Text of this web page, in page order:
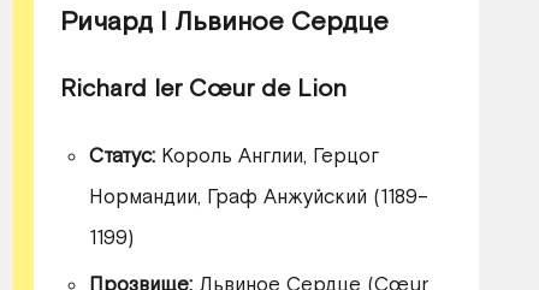
Ричард I Львиное Сердце
Richard Ier Cœur de Lion
Статус:Король Англии, Герцог
Нормандии, Граф Анжуйский (1189–
1199)
Прозвище:Львиное Сердце (Cœur